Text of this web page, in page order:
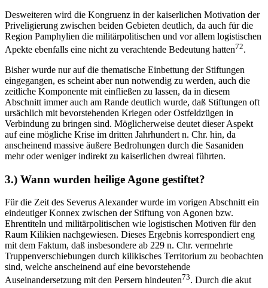
Desweiteren wird die Kongruenz in der kaiserlichen Motivation der
Priveligierung zwischen beiden Gebieten deutlich, da auch für die
Region Pamphylien die militärpolitischen und vor allem logistischen
Apekte ebenfalls eine nicht zu verachtende Bedeutung hatten72.
Bisher wurde nur auf die thematische Einbettung der Stiftungen
eingegangen, es scheint aber nun notwendig zu werden, auch die
zeitliche Komponente mit einfließen zu lassen, da in diesem
Abschnitt immer auch am Rande deutlich wurde, daß Stiftungen oft
ursächlich mit bevorstehenden Kriegen oder Ostfeldzügen in
Verbindung zu bringen sind. Möglicherweise deutet dieser Aspekt
auf eine mögliche Krise im dritten Jahrhundert n. Chr. hin, da
anscheinend massive äußere Bedrohungen durch die Sasaniden
mehr oder weniger indirekt zu kaiserlichen dwreai führten.
3.) Wann wurden heilige Agone gestiftet?
Für die Zeit des Severus Alexander wurde im vorigen Abschnitt ein
eindeutiger Konnex zwischen der Stiftung von Agonen bzw.
Ehrentiteln und militärpolitischen wie logistischen Motiven für den
Raum Kilikien nachgewiesen. Dieses Ergebnis korrespondiert eng
mit dem Faktum, daß insbesondere ab 229 n. Chr. vermehrte
Truppenverschiebungen durch kilikisches Territorium zu beobachten
sind, welche anscheinend auf eine bevorstehende
Auseinandersetzung mit den Persern hindeuten73. Durch die akut